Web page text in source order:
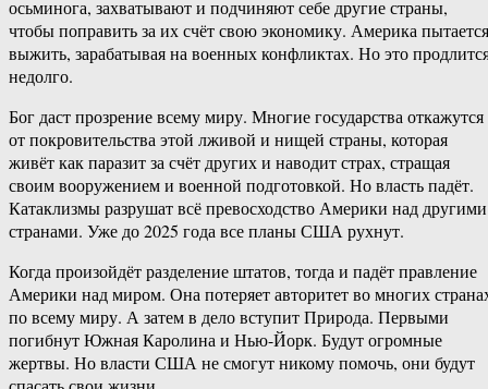
осьминога, захватывают и подчиняют себе другие страны,
чтобы поправить за их счёт свою экономику. Америка пытается
выжить, зарабатывая на военных конфликтах. Но это
недолго.
Бог даст прозрение всему миру. Многие государства откажутся
от покровительства этой лживой и нищей страны, которая
живёт как паразит за счёт других и наводит страх, стращая
своим вооружением и военной подготовкой. Но власть падёт.
Катаклизмы разрушат всё превосходство Америки над другими
странами. Уже до 2025 года все планы США рухнут.
Когда произойдёт разделение штатов, тогда и падёт правление
Америки над миром. Она потеряет авторитет во многих
по всему миру. А затем в дело вступит Природа. Первыми
погибнут Южная Каролина и Нью-Йорк. Будут огромные
жертвы. Но власти США не смогут никому помочь, они будут